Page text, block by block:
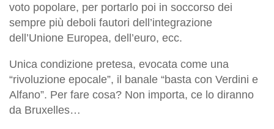
voto popolare, per portarlo poi in soccorso dei
sempre più deboli fautori dell’integrazione
dell’Unione Europea, dell’euro, ecc.
Unica condizione pretesa, evocata come una
“rivoluzione epocale”, il banale “basta con Verdini e
Alfano”. Per fare cosa? Non importa, ce lo diranno
da Bruxelles…